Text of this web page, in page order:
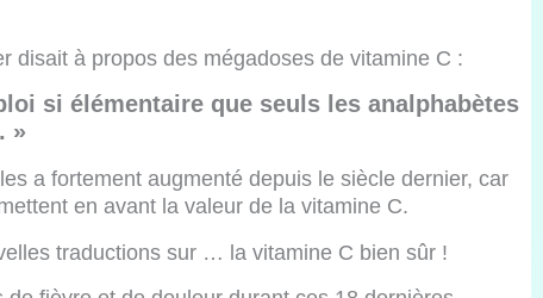
disait à propos des mégadoses de vitamine C :
si élémentaire que seuls les analphabètes
»
a fortement augmenté depuis le siècle dernier, car
en avant la valeur de la vitamine C.
traductions sur … la vitamine C bien sûr !